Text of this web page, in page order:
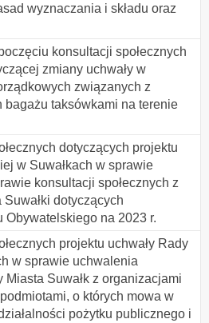
wyznaczania i składu oraz
konsultacji społecznych
zmiany uchwały w
związanych z
bagażu taksówkami na terenie
dotyczących projektu
w Suwałkach w sprawie
konsultacji społecznych z
dotyczących
Obywatelskiego na 2023 r.
projektu uchwały Rady
w sprawie uchwalenia
Miasta Suwałk z organizacjami
o których mowa w
pożytku publicznego i